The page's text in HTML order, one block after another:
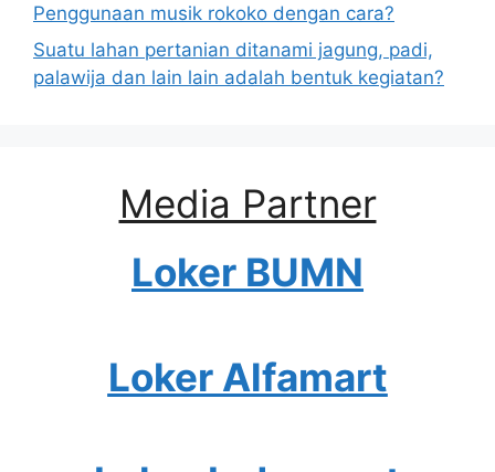
Penggunaan musik rokoko dengan cara?
Suatu lahan pertanian ditanami jagung, padi,
palawija dan lain lain adalah bentuk kegiatan?
Media Partner
Loker BUMN
Loker Alfamart